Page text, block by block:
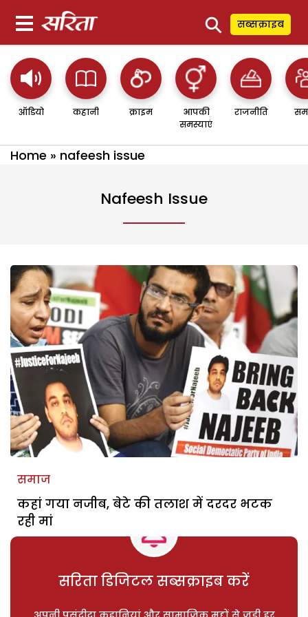
⚲ सब्सक्राइब
ऑडियो कहानी क्राइम
आपकी
समस्याएं
राजनीति
Home » nafeesh issue
Nafeesh Issue
समाज
कहां गया नजीब, बेटे की तलाश में दरदर भटक
रही मां
सरिता डिजिटल सब्सक्राइब करें